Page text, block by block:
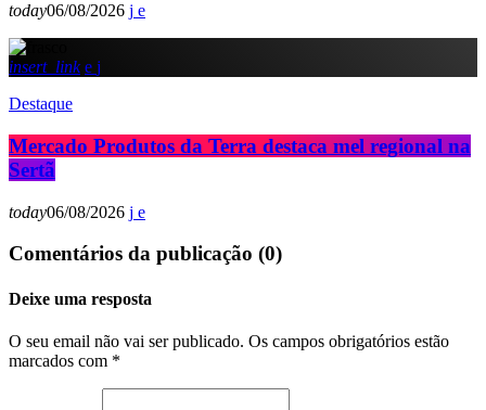
today06/08/2026
insert_link
Destaque
Mercado Produtos da Terra destaca mel regional na
Sertã
today06/08/2026
Comentários da publicação (0)
Deixe uma resposta
O seu email não vai ser publicado. Os campos obrigatórios estão
marcados com *